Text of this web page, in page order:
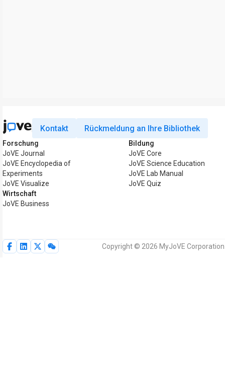
Kontakt Rückmeldung an Ihre Bibliothek
Forschung
JoVE Journal
JoVE Encyclopedia of
Experiments
JoVE Visualize
Wirtschaft
JoVE Business
Bildung
JoVE Core
JoVE Science Education
JoVE Lab Manual
JoVE Quiz
Copyright © 2026 MyJoVE